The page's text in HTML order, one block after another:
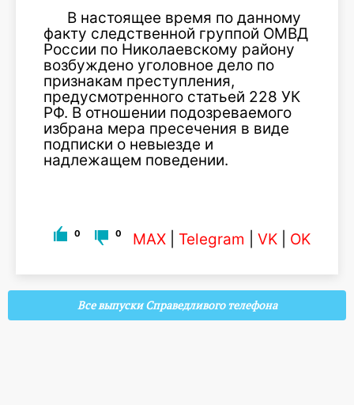
В настоящее время по данному
факту следственной группой ОМВД
России по Николаевскому району
возбуждено уголовное дело по
признакам преступления,
предусмотренного статьей 228 УК
РФ. В отношении подозреваемого
избрана мера пресечения в виде
подписки о невыезде и
надлежащем поведении.
0 0 MAX Telegram VK OK
Все выпуски Справедливого телефона